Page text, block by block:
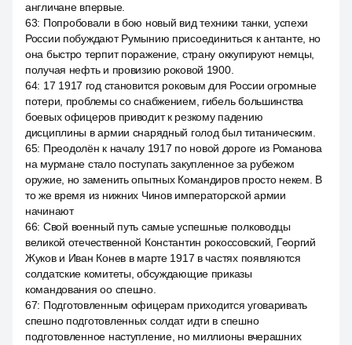
англичане впервые.
63: Попробовали в бою новый вид техники танки, успехи
России побуждают Румынию присоединиться к антанте, но
она быстро терпит поражение, страну оккупируют немцы,
получая нефть и провизию роковой 1900.
64: 17 1917 год становится роковым для России огромные
потери, проблемы со снабжением, гибель большинства
боевых офицеров приводит к резкому падению
дисциплины в армии снарядный голод был титаническим.
65: Преодолён к началу 1917 по новой дороге из Романова
на мурмане стало поступать закупленное за рубежом
оружие, но заменить опытных Командиров просто некем. В
то же время из нижних Чинов императорской армии
начинают
66: Свой военный путь самые успешные полководцы
великой отечественной Константин рокоссовский, Георгий
Жуков и Иван Конев в марте 1917 в частях появляются
солдатские комитеты, обсуждающие приказы
командования оо спешно.
67: Подготовленным офицерам приходится уговаривать
спешно подготовленных солдат идти в спешно
подготовленное наступление, но миллионы вчерашних